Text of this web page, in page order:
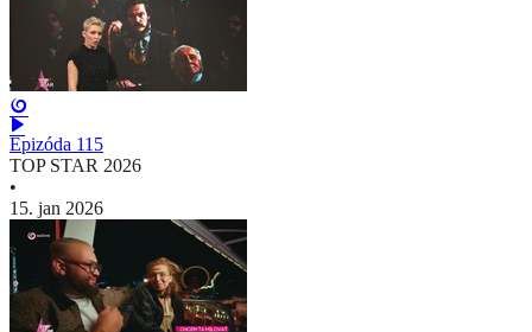
Epizóda 115
TOP STAR 2026
•
15. jan 2026